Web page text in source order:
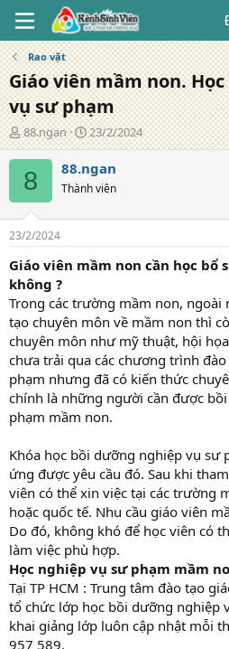
Rao vặt
Giáo viên mầm non.
vụ sư phạm
T
á
c
g
ả
88.ngan
N
g
à
y
đ
g
23/2/2024
8 88.ngan
Thành viên
23/2/2024
Giáo viên mầm non cần học bổ
không ?
Trong các trường mầm non,
tạo chuyên môn về mầm non thì
chuyên môn như mỹ thuật, hội
chưa trải qua các chương trình
phạm nhưng đã có kiến thức
chính là những người cần được
phạm mầm non.
Khóa học bồi dưỡng nghiệp vụ sư
ứng được yêu cầu đó. Sau khi
viên có thể xin việc tại các trường
hoặc quốc tế. Nhu cầu giáo viên
Do đó, không khó để học viên có
làm việc phù hợp.
Học nghiệp vụ sư phạm mầm
Tại TP HCM : Trung tâm đào tạo
tổ chức lớp học bồi dưỡng nghiệp
khai giảng lớp luôn cập nhật mỗi
957 589.